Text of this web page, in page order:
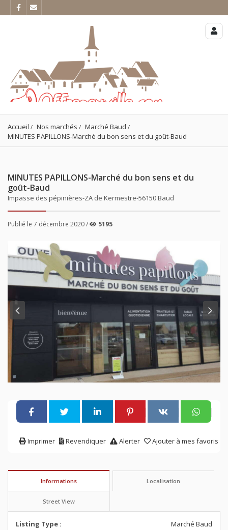
Accueil Nos marchés
Marché Baud
MINUTES PAPILLONS-Marché du bon sens et du goût-Baud
MINUTES PAPILLONS-Marché du bon sens et du
goût-Baud
Impasse des pépinières-ZA de Kermestre-56150 Baud
Publié le 7 décembre 2020 / 5195
Ajouter à mes favoris
Alerter
Revendiquer
Imprimer
Informations Localisation
Street View
Listing Type :
Marché Baud